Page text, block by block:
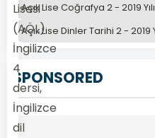
Lisesi
(AÖL)
İngilizce
4
dersi,
İngilizce
dil
Açık Lise Coğrafya 2 - 2019
Açık Lise Dinler Tarihi 2 - 2019
SPONSORED